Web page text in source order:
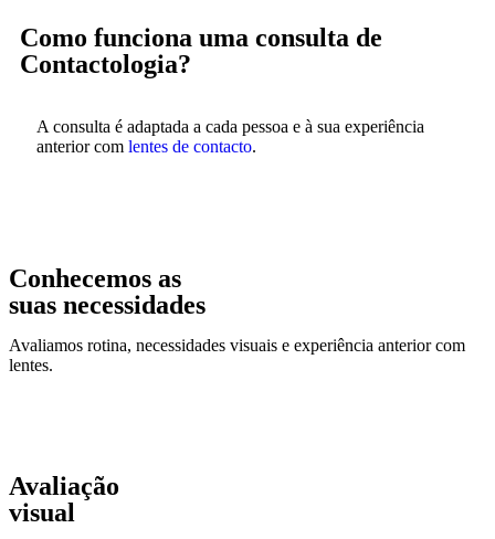
Como funciona uma consulta de
Contactologia?
A consulta é adaptada a cada pessoa e à sua experiência
anterior com lentes de contacto.
Conhecemos as
suas necessidades
Avaliamos rotina, necessidades visuais e experiência anterior com
lentes.
Avaliação
visual